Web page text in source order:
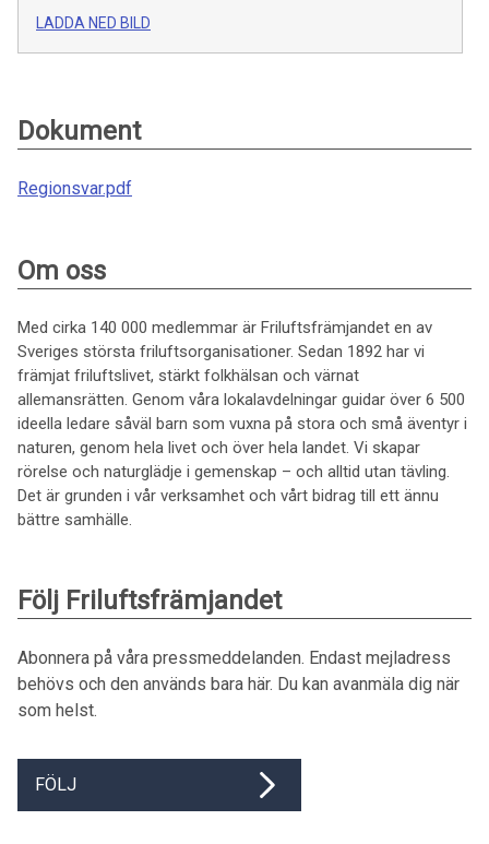
LADDA NED BILD
Dokument
Regionsvar.pdf
Om oss
Med cirka 140 000 medlemmar är Friluftsfrämjandet en av
Sveriges största friluftsorganisationer. Sedan 1892 har vi
främjat friluftslivet, stärkt folkhälsan och värnat
allemansrätten. Genom våra lokalavdelningar guidar över 6 500
ideella ledare såväl barn som vuxna på stora och små äventyr i
naturen, genom hela livet och över hela landet. Vi skapar
rörelse och naturglädje i gemenskap – och alltid utan tävling.
Det är grunden i vår verksamhet och vårt bidrag till ett ännu
bättre samhälle.
Följ Friluftsfrämjandet
Abonnera på våra pressmeddelanden. Endast mejladress
behövs och den används bara här. Du kan avanmäla dig när
som helst.
FÖLJ